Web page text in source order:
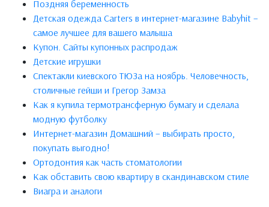
Поздняя беременность
Детская одежда Carters в интернет-магазине Babyhit –
самое лучшее для вашего малыша
Купон. Сайты купонных распродаж
Детские игрушки
Спектакли киевского ТЮЗа на ноябрь. Человечность,
столичные гейши и Грегор Замза
Как я купила термотрансферную бумагу и сделала
модную футболку
Интернет-магазин Домашний – выбирать просто,
покупать выгодно!
Ортодонтия как часть стоматологии
Как обставить свою квартиру в скандинавском стиле
Виагра и аналоги